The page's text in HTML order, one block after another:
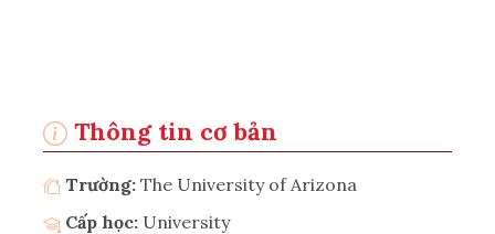
Thông tin cơ bản
Trường: The University of Arizona
Cấp học: University